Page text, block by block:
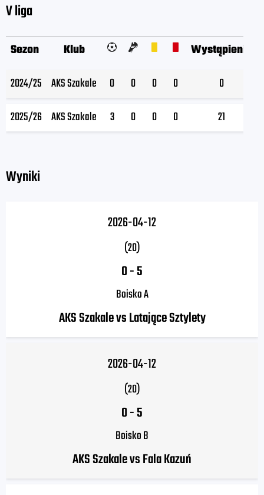
V liga
Sezon Klub Wystąpienia
2024/25 AKS Szakale 0 0 0 0
0
2025/26 AKS Szakale 3 0 0 0 21
Wyniki
2026-04-12
(20)
0-5
Boisko A
AKS Szakale vs Latające Sztylety
2026-04-12
(20)
0-5
Boisko B
AKS Szakale vs Fala Kazuń